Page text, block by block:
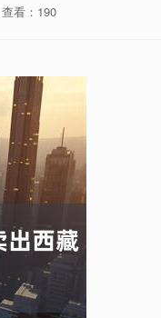
查看：190